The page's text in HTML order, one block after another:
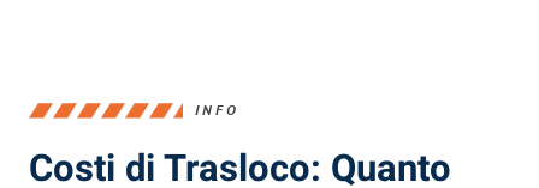
INFO
Costi di Trasloco: Quanto